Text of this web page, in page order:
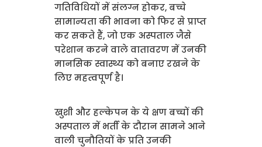
गतिविधियों में संलग्न होकर, बच्चे
सामान्यता की भावना को फिर से प्राप्त
कर सकते हैं, जो एक अस्पताल जैसे
परेशान करने वाले वातावरण में उनकी
मानसिक स्वास्थ्य को बनाए रखने के
लिए महत्वपूर्ण है।
खुशी और हल्केपन के ये क्षण बच्चों की
अस्पताल में भर्ती के दौरान सामने आने
वाली चुनौतियों के प्रति उनकी